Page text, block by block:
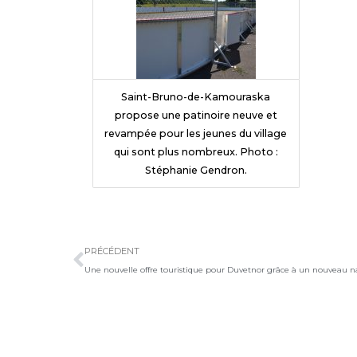
Saint-Bruno-de-Kamouraska
propose une patinoire neuve et
revampée pour les jeunes du village
qui sont plus nombreux. Photo :
Stéphanie Gendron.
PRÉCÉDENT
Une nouvelle offre touristique pour Duvetnor grâce à un nouveau